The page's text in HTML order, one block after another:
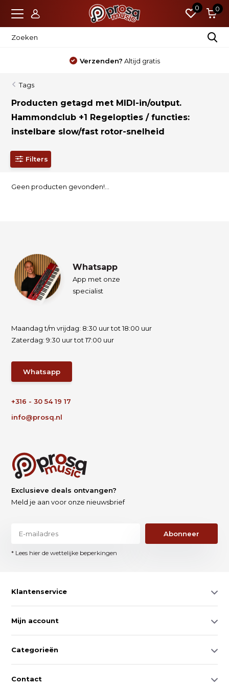
0 0
Verzenden? Altijd gratis
Tags
Producten getagd met MIDI-in/output.
Hammondclub +1 Regelopties / functies:
instelbare slow/fast rotor-snelheid
Filters
Geen producten gevonden!...
Whatsapp
App met onze
specialist
Maandag t/m vrijdag: 8:30 uur tot 18:00 uur
Zaterdag: 9:30 uur tot 17:00 uur
Whatsapp
+316 - 30 54 19 17
info@prosq.nl
Exclusieve deals ontvangen?
Meld je aan voor onze nieuwsbrief
Abonneer
* Lees hier de wettelijke beperkingen
Klantenservice
Mijn account
Categorieën
Contact